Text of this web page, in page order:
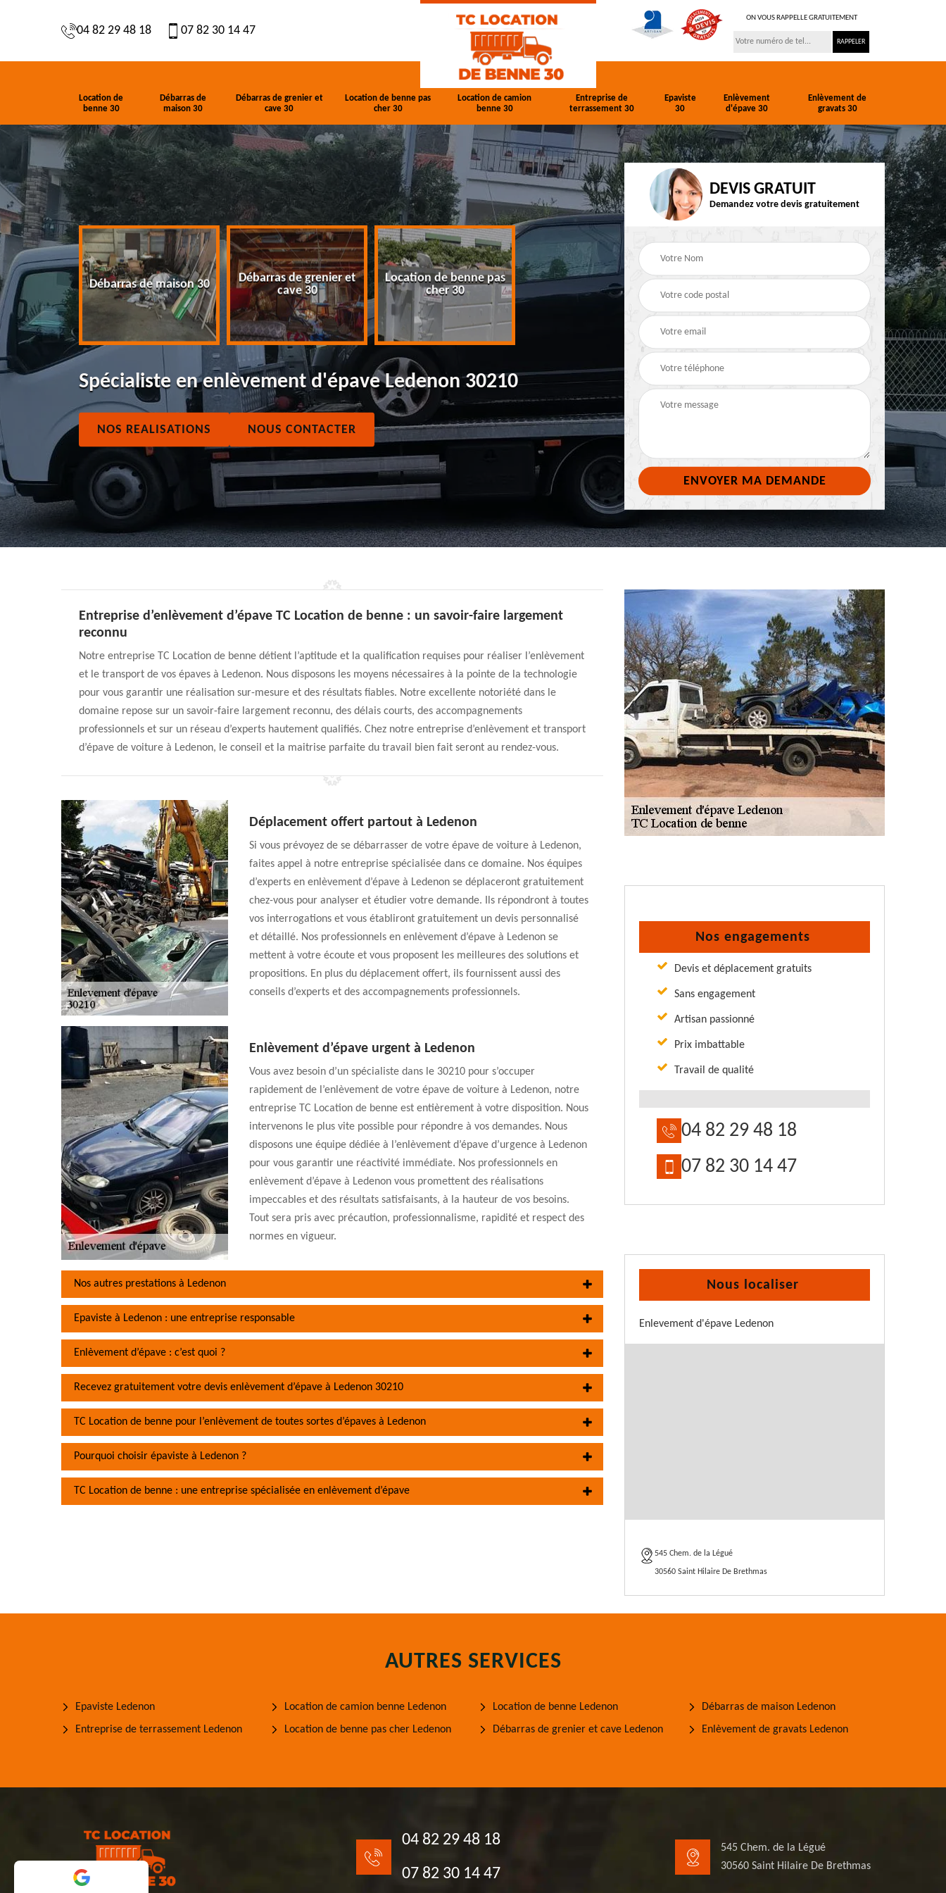
04 82 29 48 18 07 82 30 14 47
ON VOUS RAPPELLE GRATUITEMENT
Location de
benne 30
Débarras de
maison 30
Débarras de grenier et
cave 30
Location de benne pas
cher 30
Location de camion
benne 30
Entreprise de
terrassement 30
Epaviste
30
Enlèvement
d'épave 30
Enlèvement de
gravats 30
benne 30 Débarras de maison 30
Débarras de grenier et
cave 30
Location de benne pas
cher 30
Location de camion
benne 30
Entreprise de
terrassement 30
Epaviste 30
Spécialiste en enlèvement d'épave Ledenon 30210
NOS REALISATIONS NOUS CONTACTER
DEVIS GRATUIT
Demandez votre devis gratuitement
Entreprise d’enlèvement d’épave TC Location de benne : un savoir-faire largement
reconnu
Notre entreprise TC Location de benne détient l’aptitude et la qualification requises pour réaliser l’enlèvement
et le transport de vos épaves à Ledenon. Nous disposons les moyens nécessaires à la pointe de la technologie
pour vous garantir une réalisation sur-mesure et des résultats fiables. Notre excellente notoriété dans le
domaine repose sur un savoir-faire largement reconnu, des délais courts, des accompagnements
professionnels et sur un réseau d’experts hautement qualifiés. Chez notre entreprise d’enlèvement et transport
d’épave de voiture à Ledenon, le conseil et la maitrise parfaite du travail bien fait seront au rendez-vous.
Déplacement offert partout à Ledenon
Si vous prévoyez de se débarrasser de votre épave de voiture à Ledenon,
faites appel à notre entreprise spécialisée dans ce domaine. Nos équipes
d’experts en enlèvement d’épave à Ledenon se déplaceront gratuitement
chez-vous pour analyser et étudier votre demande. Ils répondront à toutes
vos interrogations et vous établiront gratuitement un devis personnalisé
et détaillé. Nos professionnels en enlèvement d’épave à Ledenon se
mettent à votre écoute et vous proposent les meilleures des solutions et
propositions. En plus du déplacement offert, ils fournissent aussi des
conseils d’experts et des accompagnements professionnels.
Enlèvement d’épave urgent à Ledenon
Vous avez besoin d’un spécialiste dans le 30210 pour s’occuper
rapidement de l’enlèvement de votre épave de voiture à Ledenon, notre
entreprise TC Location de benne est entièrement à votre disposition. Nous
intervenons le plus vite possible pour répondre à vos demandes. Nous
disposons une équipe dédiée à l’enlèvement d’épave d’urgence à Ledenon
pour vous garantir une réactivité immédiate. Nos professionnels en
enlèvement d’épave à Ledenon vous promettent des réalisations
impeccables et des résultats satisfaisants, à la hauteur de vos besoins.
Tout sera pris avec précaution, professionnalisme, rapidité et respect des
normes en vigueur.
Nos autres prestations à Ledenon
Epaviste à Ledenon : une entreprise responsable
Enlèvement d’épave : c’est quoi ?
Recevez gratuitement votre devis enlèvement d’épave à Ledenon 30210
TC Location de benne pour l’enlèvement de toutes sortes d’épaves à Ledenon
Pourquoi choisir épaviste à Ledenon ?
TC Location de benne : une entreprise spécialisée en enlèvement d’épave
Nos engagements
Devis et déplacement gratuits
Sans engagement
Artisan passionné
Prix imbattable
Travail de qualité
04 82 29 48 18
07 82 30 14 47
Nous localiser
Enlevement d'épave Ledenon
545 Chem. de la Légué
30560 Saint Hilaire De Brethmas
AUTRES SERVICES
Epaviste Ledenon
Entreprise de terrassement Ledenon
Location de camion benne Ledenon
Location de benne pas cher Ledenon
Location de benne Ledenon
Débarras de grenier et cave Ledenon
Débarras de maison Ledenon
Enlèvement de gravats Ledenon
04 82 29 48 18
07 82 30 14 47
545 Chem. de la Légué
30560 Saint Hilaire De Brethmas